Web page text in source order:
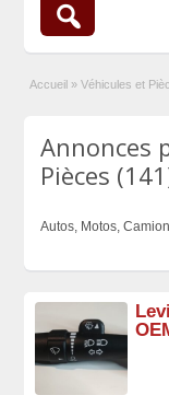
Accueil » Véhicules et
Annonces
Pièces
Autos, Motos,